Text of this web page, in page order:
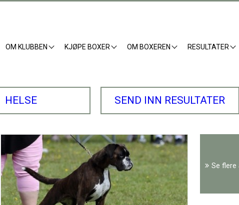
OM KLUBBEN KJØPE BOXER OM BOXEREN RESULTATER
HELSE SEND INN RESULTATER
Se flere